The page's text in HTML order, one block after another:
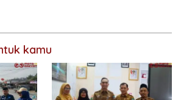
kamu